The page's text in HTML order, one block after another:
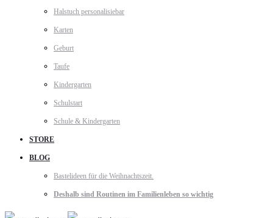
Halstuch personalisiebar
Karten
Geburt
Taufe
Kindergarten
Schulstart
Schule & Kindergarten
STORE
BLOG
Bastelideen für die Weihnachtszeit.
Deshalb sind Routinen im Familienleben so wichtig